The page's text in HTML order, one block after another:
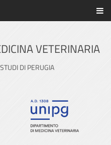
di Ateneo
VETERINARIA
DI PERUGIA